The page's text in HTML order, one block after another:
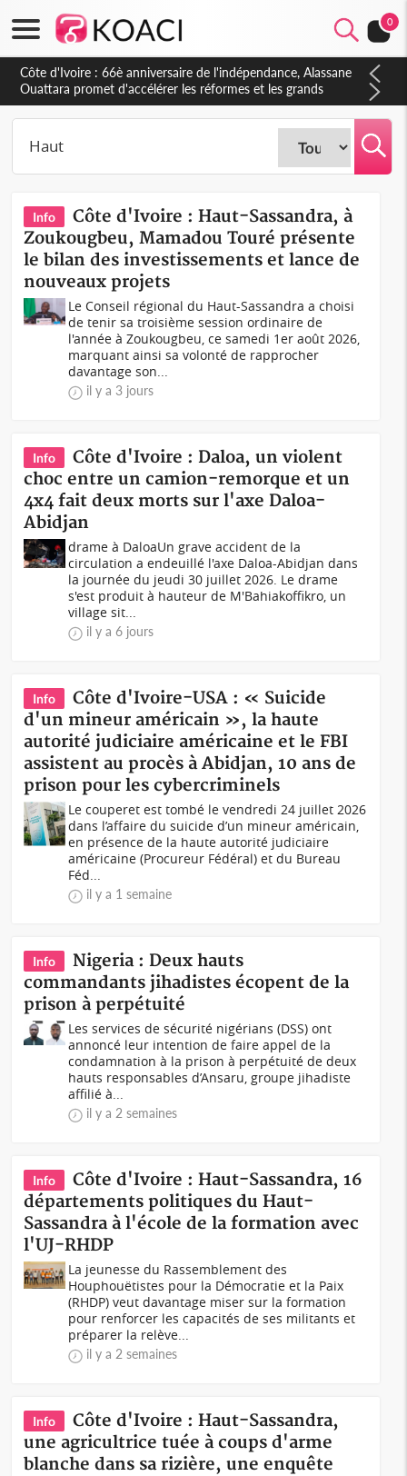
0
Côte d'Ivoire : À Abidjan, Amadou Oury Bah admire le modèle
ivoirien et veut s'en inspirer pour accélérer le développement
de la Guinée
Info
Côte d'Ivoire : Haut-Sassandra, à
Zoukougbeu, Mamadou Touré présente
le bilan des investissements et lance de
nouveaux projets
Le Conseil régional du Haut-Sassandra a choisi
de tenir sa troisième session ordinaire de
l'année à Zoukougbeu, ce samedi 1er août 2026,
marquant ainsi sa volonté de rapprocher
davantage son...
il y a 3 jours
Info
Côte d'Ivoire : Daloa, un violent
choc entre un camion-remorque et un
4x4 fait deux morts sur l'axe Daloa-
Abidjan
drame à DaloaUn grave accident de la
circulation a endeuillé l'axe Daloa-Abidjan dans
la journée du jeudi 30 juillet 2026. Le drame
s'est produit à hauteur de M'Bahiakoffikro, un
village sit...
il y a 6 jours
Info
Côte d'Ivoire-USA : « Suicide
d'un mineur américain », la haute
autorité judiciaire américaine et le FBI
assistent au procès à Abidjan, 10 ans de
prison pour les cybercriminels
Le couperet est tombé le vendredi 24 juillet 2026
dans l’affaire du suicide d’un mineur américain,
en présence de la haute autorité judiciaire
américaine (Procureur Fédéral) et du Bureau
Féd...
il y a 1 semaine
Info
Nigeria : Deux hauts
commandants jihadistes écopent de la
prison à perpétuité
Les services de sécurité nigérians (DSS) ont
annoncé leur intention de faire appel de la
condamnation à la prison à perpétuité de deux
hauts responsables d’Ansaru, groupe jihadiste
affilié à...
il y a 2 semaines
Info
Côte d'Ivoire : Haut-Sassandra, 16
départements politiques du Haut-
Sassandra à l'école de la formation avec
l'UJ-RHDP
La jeunesse du Rassemblement des
Houphouëtistes pour la Démocratie et la Paix
(RHDP) veut davantage miser sur la formation
pour renforcer les capacités de ses militants et
préparer la relève...
il y a 2 semaines
Info
Côte d'Ivoire : Haut-Sassandra,
une agricultrice tuée à coups d'arme
blanche dans sa rizière, une enquête